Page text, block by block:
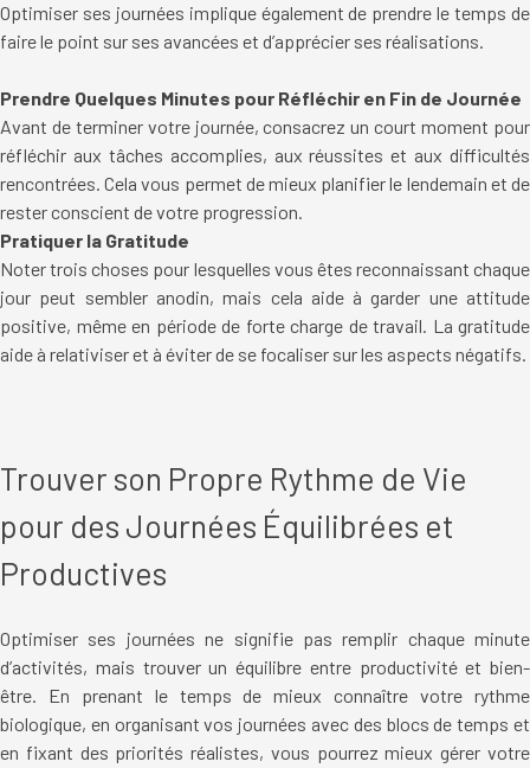
Optimiser ses journées implique également de prendre le temps de
faire le point sur ses avancées et d’apprécier ses réalisations.
Prendre Quelques Minutes pour Réfléchir en Fin de Journée
Avant de terminer votre journée, consacrez un court moment pour
réfléchir aux tâches accomplies, aux réussites et aux difficultés
rencontrées. Cela vous permet de mieux planifier le lendemain et de
rester conscient de votre progression.
Pratiquer la Gratitude
Noter trois choses pour lesquelles vous êtes reconnaissant chaque
jour peut sembler anodin, mais cela aide à garder une attitude
positive, même en période de forte charge de travail. La gratitude
aide à relativiser et à éviter de se focaliser sur les aspects négatifs.
Trouver son Propre Rythme de Vie
pour des Journées Équilibrées et
Productives
Optimiser ses journées ne signifie pas remplir chaque minute
d’activités, mais trouver un équilibre entre productivité et bien-
être. En prenant le temps de mieux connaître votre rythme
biologique, en organisant vos journées avec des blocs de temps et
en fixant des priorités réalistes, vous pourrez mieux gérer votre